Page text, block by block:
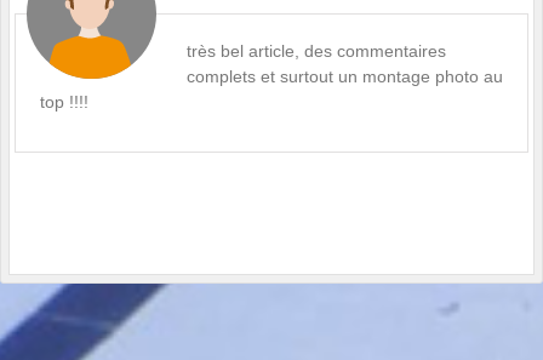
très bel article, des commentaires
complets et surtout un montage photo au
top !!!!